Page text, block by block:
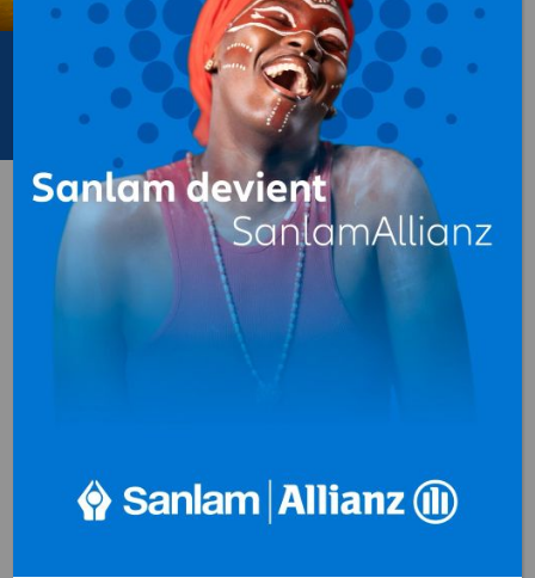
Produits métallurgiquesau
BERNABE GABON
Prestation :"Donnons aux Hommes
les moyens
de bâtir l'avenir"